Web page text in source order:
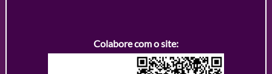
Colabore com o site: